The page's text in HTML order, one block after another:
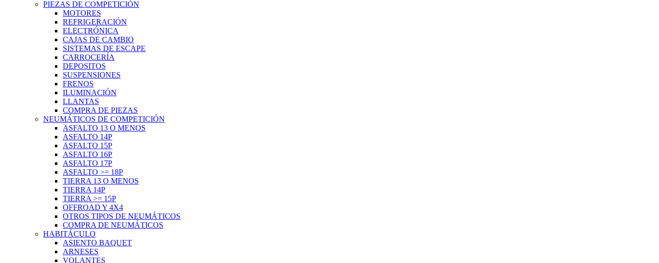
PIEZAS DE COMPETICIÓN
MOTORES
REFRIGERACIÓN
ELECTRÓNICA
CAJAS DE CAMBIO
SISTEMAS DE ESCAPE
CARROCERÍA
DEPOSITOS
SUSPENSIONES
FRENOS
ILUMINACIÓN
LLANTAS
COMPRA DE PIEZAS
NEUMÁTICOS DE COMPETICIÓN
ASFALTO 13 O MENOS
ASFALTO 14P
ASFALTO 15P
ASFALTO 16P
ASFALTO 17P
ASFALTO >= 18P
TIERRA 13 O MENOS
TIERRA 14P
TIERRA >= 15P
OFFROAD Y 4X4
OTROS TIPOS DE NEUMÁTICOS
COMPRA DE NEUMÁTICOS
HABITÁCULO
ASIENTO BAQUET
ARNESES
VOLANTES